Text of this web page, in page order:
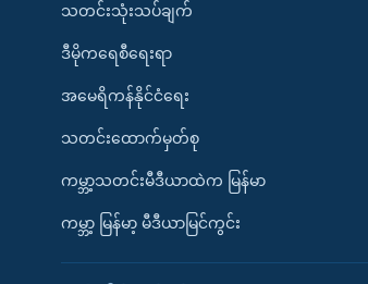
သတင်းသုံးသပ်ချက်
ဒီမိုကရေစီရေးရာ
အမေရိကန်နိုင်ငံရေး
သတင်းထောက်မှတ်စု
ကမ္ဘာ့သတင်းမီဒီယာထဲက မြန်မာ
ကမ္ဘာ့ မြန်မာ့ မီဒီယာမြင်ကွင်း